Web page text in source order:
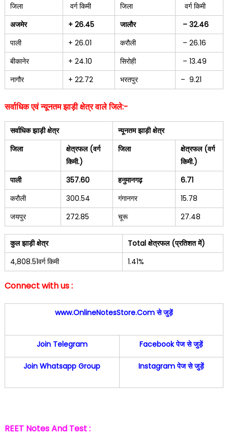
जिला
वर्ग किमी जिला
वर्ग किमी
अजमेर
+ 26.45 जालौर
– 32.46
पाली
+ 26.01 करौली
– 26.16
बीकानेर
+ 24.10 सिरोही
– 13.49
नागौर
+ 22.72 भरतपुर – 9.21
सर्वाधिक एवं न्यूनतम झाड़ी क्षेत्र वाले जिले:-
सर्वाधिक झाड़ी क्षेत्र
न्यूनतम झाड़ी क्षेत्र
जिला
क्षेत्रफल (वर्ग
किमी.)
जिला
क्षेत्रफल (वर्ग
किमी.)
पाली
357.60 हनुमानगढ़
6.71
करौली
300.54 गंगानगर
15.78
जयपुर
272.85 चूरू 27.48
कुल झाड़ी क्षेत्र
Total क्षेत्रफल (प्रतिशत में)
4,808.51वर्ग किमी
1.41%
Connect with us :
www.OnlineNotesStore.Comसे जुड़ें
Join Telegram Facebook पेज से जुड़ें
Join Whatsapp Group Instagram पेज से जुड़ें
REET Notes And Test :